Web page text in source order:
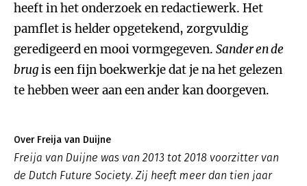
heeft in het onderzoek en redactiewerk. Het
pamflet is helder opgetekend, zorgvuldig
geredigeerd en mooi vormgegeven. Sander en de
brugis een fijn boekwerkje dat je na het gelezen
te hebben weer aan een ander kan doorgeven.
Over Freija van Duijne
Freija van Duijne was van 2013 tot 2018 voorzitter van
de Dutch Future Society. Zij heeft meer dan tien jaar